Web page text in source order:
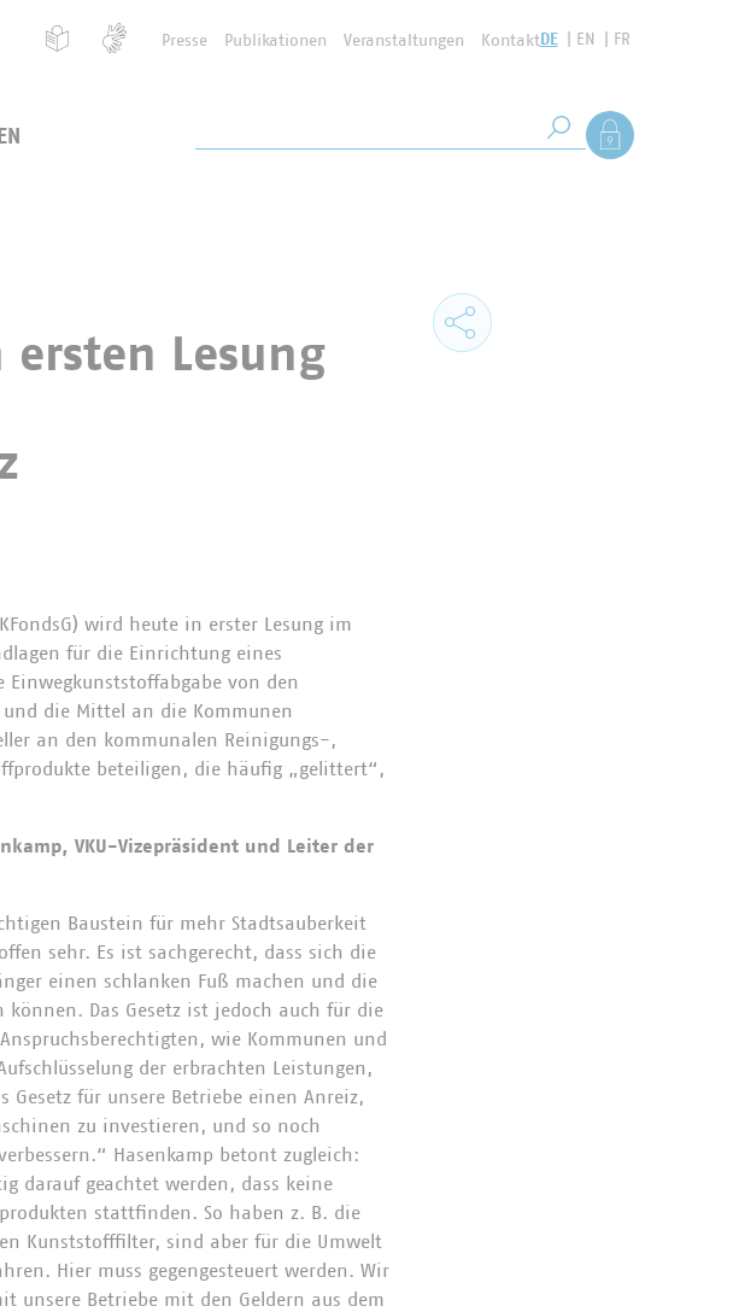
Presse Publikationen Veranstaltungen KontaktDE EN FR
Suche starten
Als Mitglied
Lesung
wird heute in erster Lesung im
für die Einrichtung eines
von den
die Mittel an die Kommunen
an den kommunalen Reinigungs-,
beteiligen, die häufig „gelittert“,
VKU-Vizepräsident und Leiter der
Baustein für mehr Stadtsauberkeit
sehr. Es ist sachgerecht, dass sich die
einen schlanken Fuß machen und die
können. Das Gesetz ist jedoch auch für die
wie Kommunen und
der erbrachten Leistungen,
für unsere Betriebe einen Anreiz,
zu investieren, und so noch
Hasenkamp betont zugleich:
darauf geachtet werden, dass keine
stattfinden. So haben z. B. die
Kunststofffilter, sind aber für die Umwelt
Hier muss gegengesteuert werden. Wir
unsere Betriebe mit den Geldern aus dem